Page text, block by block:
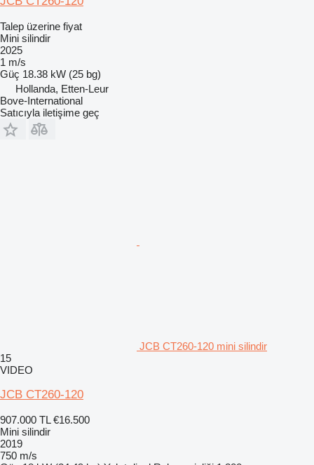
Talep üzerine fiyat
Mini silindir
2025
1 m/s
Güç 18.38 kW (25 bg)
Hollanda, Etten-Leur
Bove-International
Satıcıyla iletişime geç
JCB CT260-120 mini silindir
15
VIDEO
JCB CT260-120
907.000 TL €16.500
Mini silindir
2019
750 m/s